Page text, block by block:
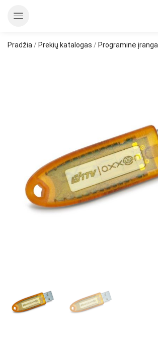
Pradžia / Prekių katalogas / Programinė įranga